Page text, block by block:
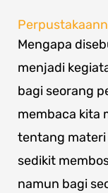
Mengapa
menjadi
bagi seorang
membaca kita
tentang materi
sedikit
namun bagi